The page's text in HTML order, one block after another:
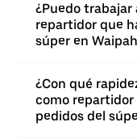
¿Puedo
repartidor que
súper en
¿Con qué
como repartidor
pedidos del